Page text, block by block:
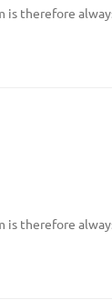
is therefore
is therefore